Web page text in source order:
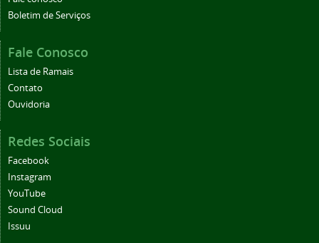
Boletim de Serviços
Fale Conosco
Lista de Ramais
Contato
Ouvidoria
Redes Sociais
Facebook
Instagram
YouTube
Sound Cloud
Issuu